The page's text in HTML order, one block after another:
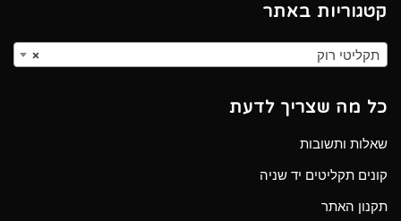
קטגוריות באתר
× תקליטי רוק
כל מה שצריך לדעת
שאלות ותשובות
קונים תקליטים יד שניה
תקנון האתר